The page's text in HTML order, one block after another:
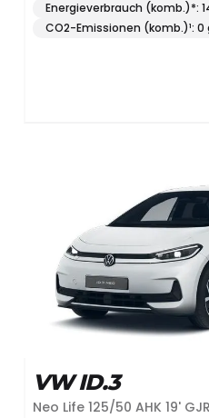
Energieverbrauch (komb.)*:
CO2-Emissionen (komb.)¹: 0
VW ID.3
Neo Life 125/50 AHK 19'